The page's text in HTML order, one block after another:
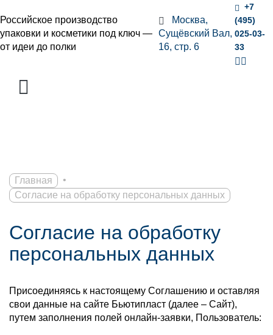
Российское производство
упаковки и косметики под ключ —
от идеи до полки
Москва,
Сущёвский Вал,
16, стр. 6
+7
(495)
025-03-
33
Главная
•
Согласие на обработку персональных данных
Согласие на обработку
персональных данных
Присоединяясь к настоящему Соглашению и оставляя
свои данные на сайте Бьютипласт (далее – Сайт),
путем заполнения полей онлайн-заявки, Пользователь: